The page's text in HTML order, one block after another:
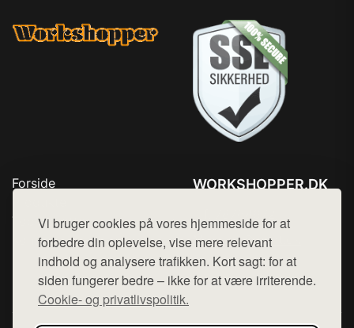
Vi bruger cookies på vores hjemmeside for at
forbedre din oplevelse, vise mere relevant
indhold og analysere trafikken. Kort sagt: for at
siden fungerer bedre – ikke for at være irriterende.
Cookie- og privatlivspolitik.
Forside
Top Rabatter
Kontakt
WORKSHOPPER.DK
Mail: hej@want.dk
Cookie- og privatlivspolitik